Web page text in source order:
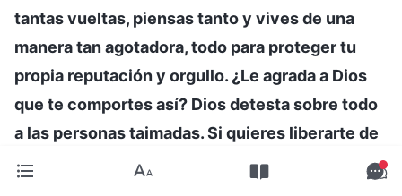
tantas vueltas, piensas tanto y vives de una
manera tan agotadora, todo para proteger tu
propia reputación y orgullo. ¿Le agrada a Dios
que te comportes así? Dios detesta sobre todo
a las personas taimadas. Si quieres liberarte de
la influencia de Satanás y alcanzar la salvación,